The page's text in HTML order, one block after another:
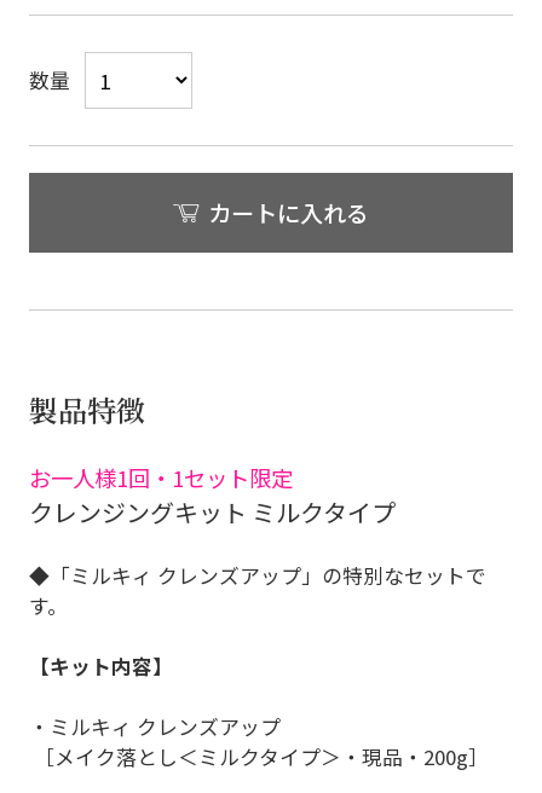
数量
カートに入れる
製品特徴
お一人様1回・1セット限定
クレンジングキット ミルクタイプ
◆「ミルキィ クレンズアップ」の特別なセットで
す。
【キット内容】
・ミルキィ クレンズアップ
［メイク落とし＜ミルクタイプ＞・現品・200g］